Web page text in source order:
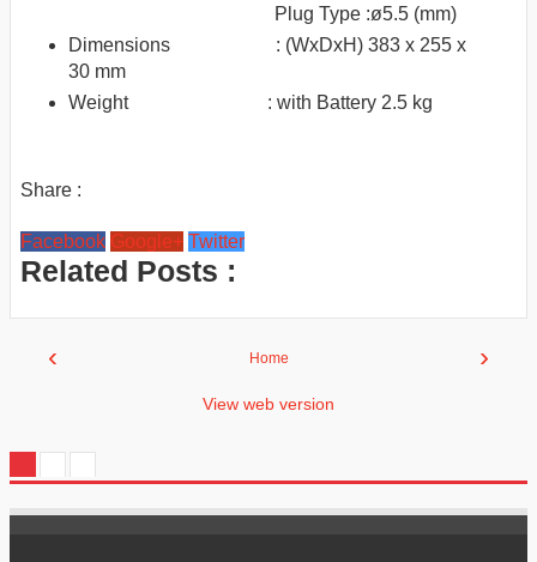
Plug Type :ø5.5 (mm)
Dimensions : (WxDxH) 383 x 255 x
30 mm
Weight : with Battery 2.5 kg
Share :
Facebook Google+ Twitter
Related Posts :
‹ ›
Home
View web version